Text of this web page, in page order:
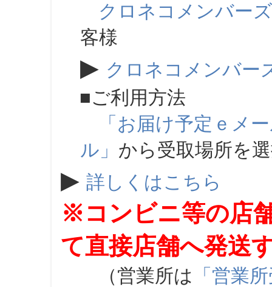
クロネコメンバーズ
客様
▶ クロネコメンバー
■ご利用方法
「お届け予定ｅメ
ル」 から受取場所を
▶ 詳しくはこちら
※コンビニ等の店
て直接店舗へ発送
（営業所は 「営業